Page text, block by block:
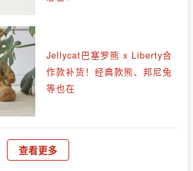
Jellycat巴塞罗熊 x Liberty合
作款补货！经典款熊、邦尼兔
等也在
查看更多